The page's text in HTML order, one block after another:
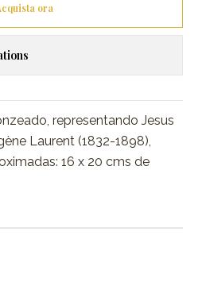
ora
representando Jesus
Laurent (1832-1898),
16 x 20 cms de